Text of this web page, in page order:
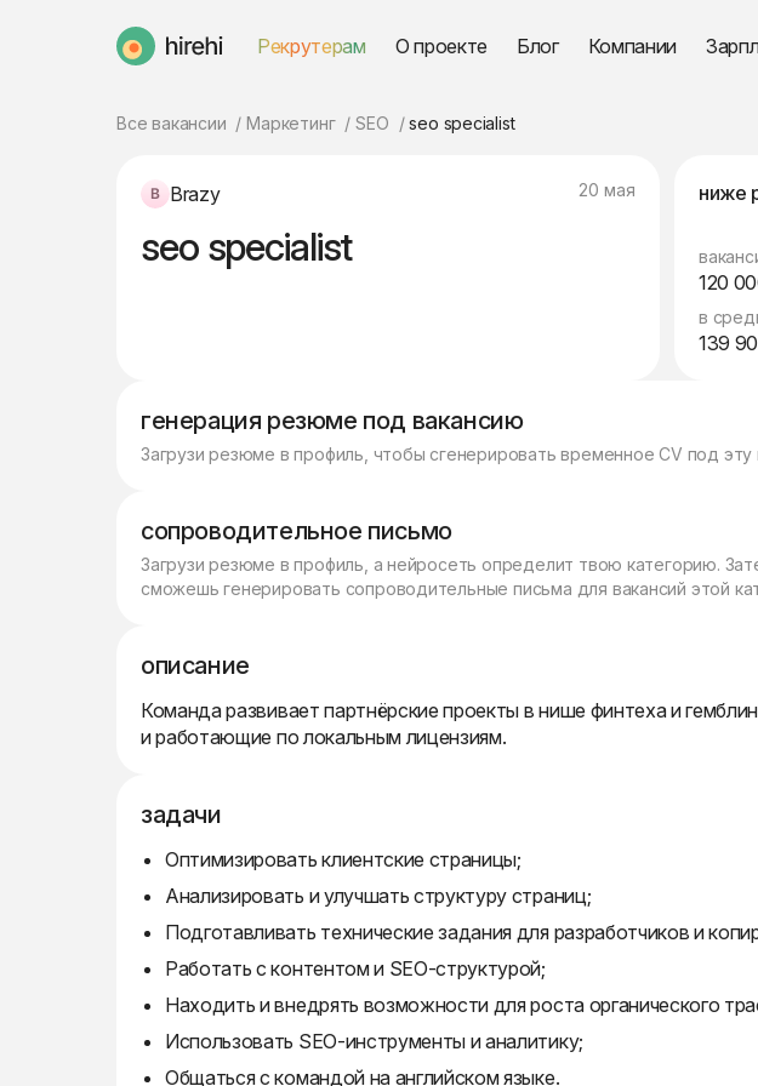
HireHi Рекрутерам О проекте Блог Компании
Все вакансии Маркетинг SEO seo specialist
Brazy 20 мая
seo specialist
ниже
120
в
139
генерация резюме под вакансию
Загрузи резюме в профиль, чтобы сгенерировать временное CV под эту
сопроводительное письмо
Загрузи резюме в профиль, а нейросеть определит твою категорию.
сможешь генерировать сопроводительные письма для вакансий этой
описание
Команда развивает партнёрские проекты в нише финтеха и
и работающие по локальным лицензиям.
задачи
Оптимизировать клиентские страницы;
Анализировать и улучшать структуру страниц;
Подготавливать технические задания для разработчиков и
Работать с контентом и SEO-структурой;
Находить и внедрять возможности для роста органического
Использовать SEO-инструменты и аналитику;
Общаться с командой на английском языке.